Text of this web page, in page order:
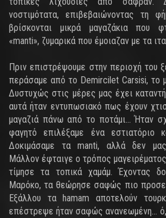
νοστιμότατα, επιβεβαιώνοντας τη
βρίσκονται μικρά μαγαζάκια που
«manti», ζυμαρικά που έμοιαζαν με τα
Πριν επιστρέψουμε στην περιοχή του
περάσαμε από το Demircilet Carsisi, το
Δυστυχώς στις μέρες μας έχει
αυτά ήταν εντυπωσιακό πως έχουν
μαγαζιά πάνω από το ποτάμι... Ήταν
φαγητό επιλέξαμε ένα εστιατόριο
Δοκιμάσαμε τα manti, αλλά δεν
Μάλλον έφταιγε ο τρόπος
τίμησε τα τοπικά χαμάμ. Έχοντας
Μαρόκο, τα θεώρησε σαφώς πιο
Εξάλλου τα hamam αποτελούν
επέστρεψε ήταν σαφώς ανανεωμένη...